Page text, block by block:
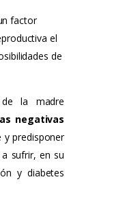
factor
el
de
de la madre
negativas
y predisponer
sufrir, en su
y diabetes